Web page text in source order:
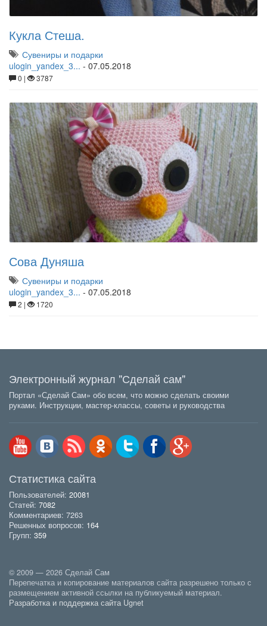
Кукла Стеша.
Сувениры и подарки
ulogin_yandex_3... - 07.05.2018
0 | 3787
Сова Дуняша
Сувениры и подарки
ulogin_yandex_3... - 07.05.2018
2 | 1720
Электронный журнал "Сделай сам"
Портал «Сделай Сам» обо всем, что можно сделать своими
руками. Инструкции, мастер-классы, советы и руководства
Статистика сайта
Пользователей: 20081
Статей: 7082
Комментариев: 7263
Решенных вопросов: 164
Групп: 359
© 2009 — 2026 Сделай Сам
Перепечатка и копирование материалов сайта разрешено только с
размещением активной ссылки на публикуемый материал.
Разработка и поддержка сайта Ugnet